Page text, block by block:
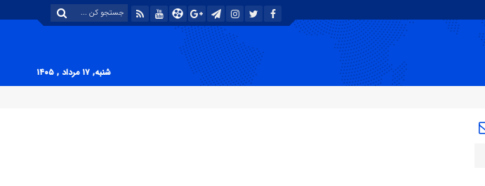
شنبه, ۱۷ مرداد , ۱۴۰۵